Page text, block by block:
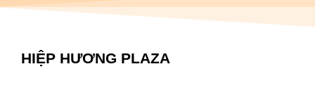
HIỆP HƯƠNG PLAZA